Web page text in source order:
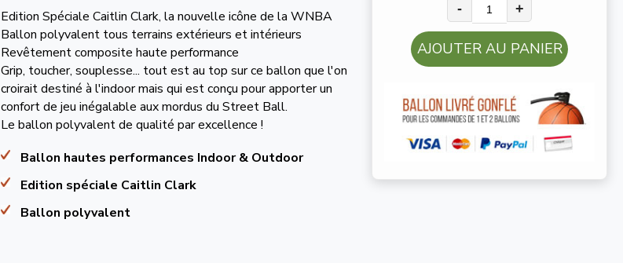
- +
AJOUTER AU PANIER
Edition Spéciale Caitlin Clark, la nouvelle icône de la WNBA
Ballon polyvalent tous terrains extérieurs et intérieurs
Revêtement composite haute performance
Grip, toucher, souplesse... tout est au top sur ce ballon que l'on
croirait destiné à l'indoor mais qui est conçu pour apporter un
confort de jeu inégalable aux mordus du Street Ball.
Le ballon polyvalent de qualité par excellence !
Ballon hautes performances Indoor & Outdoor
Edition spéciale Caitlin Clark
Ballon polyvalent